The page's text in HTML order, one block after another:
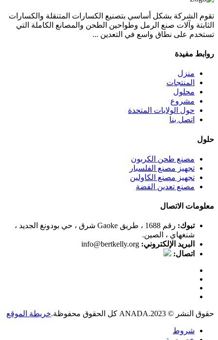
تقوم الشركة بشكل أساسي بتصنيع الكسارات المتنقلة والكسارات
الثابتة وآلات صنع الرمل وطواحين الطحن والمصانع الكاملة التي
تستخدم على نطاق واسع في التعدين ...
روابط مفيدة
منزل
المنتجات
محلول
مشروع
حول الولايات المتحدة
اتصل بنا
حلول
مصنع طحن الكربون
تجهيز مصنع الفلسبار
تجهيز مصنع الكاولين
مصنع تعدين الفضة
معلومات الاتصال
تبوك:
رقم 1688 ، طريق Gaoke شرق ، حي بودونغ الجديد ،
شنغهاي ، الصين.
البريد الإلكتروني: info@bertkelly.org
اتصال:
حقوق النشر © 2023.ANADA كل الحقوق محفوظة. خريطة الموقع
شروط